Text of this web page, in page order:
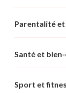
Parentalité
Santé et
Sport et